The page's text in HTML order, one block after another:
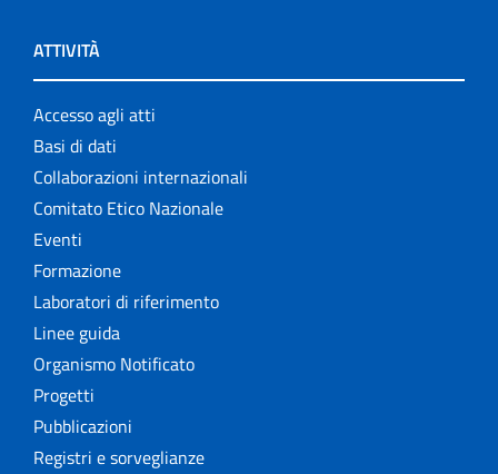
ATTIVITÀ
Accesso agli atti
Basi di dati
Collaborazioni internazionali
Comitato Etico Nazionale
Eventi
Formazione
Laboratori di riferimento
Linee guida
Organismo Notificato
Progetti
Pubblicazioni
Registri e sorveglianze